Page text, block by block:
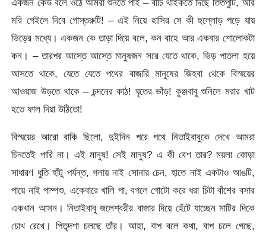
একজন কেউ বলে ওঠে আমরা শুনতে পাই – বাঁচি থাইকতে দিছে তিতপুঁটি, আর
মরি গেইলে দিবে গোস্তরুটি! – এই নিয়ে হাসির সে কী হুল্লোড় পড়ে যায়
ভিড়ের মধ্যে। একজন কে তাড়া দিয়ে বলে, কন বাহে আর একবার শোলোকটা
কন। – তারপর আস্তে আস্তে মানুষজন সরে যেতে থাকে, ভিড় পাতলা হয়ে
আসতে থাকে, যেতে যেতে পথের বাজারি মানুষের জিহবা থেকে বিস্ময়ের
আওয়াজ উড়তে থাকে – চন্দনের কাঠ! ঘৃতের ভাঁড়! কুঞ্জবাবু শুনিলে মরার খাট
হতে ফাল দিয়া উঠিতো!
বিস্ময়ের আরো বাকি ছিলো, দুইদিন পরে পথে নিতাইবাবুকে দেখে আমরা
চিনতেই পারি না। এই মানুষ! সেই মানুষ? এ কী বেশ তার? ময়লা কোড়া
সাধারণ ধুতি হাঁটু পর্যন্ত, গলায় নাই সোনার চেন, হাতে নাই একটাও আঙটি,
পায়ে নাই পাম্পশু, একেবারে খালি পা, বগলে গোটো করে ধরা চিটা বাঁশের বসার
একখান আসন। নিতাইবাবু জলেশ্বরীর বাজার দিয়ে হেঁটে যাচ্ছেন মাটির দিকে
চোখ রেখে। পিতৃদশা চলছে তাঁর। আহা, বাপ বলে কথা, বাপ চলে গেছে,